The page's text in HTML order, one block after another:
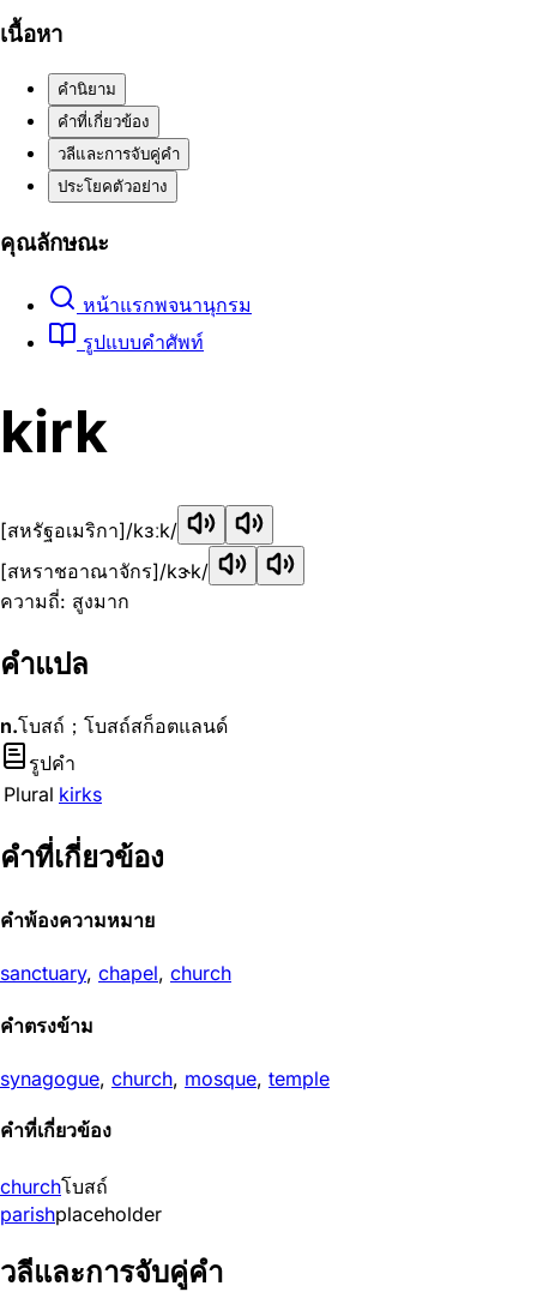
เนื้อหา
คำนิยาม
คำที่เกี่ยวข้อง
วลีและการจับคู่คำ
ประโยคตัวอย่าง
คุณลักษณะ
หน้าแรกพจนานุกรม
รูปแบบคำศัพท์
kirk
[สหรัฐอเมริกา]/kɜːk/
[สหราชอาณาจักร]/kɝk/
ความถี่: สูงมาก
คำแปล
n.โบสถ์；โบสถ์สก็อตแลนด์
รูปคำ
Plural kirks
คำที่เกี่ยวข้อง
คำพ้องความหมาย
sanctuary, chapel, church
คำตรงข้าม
synagogue, church, mosque, temple
คำที่เกี่ยวข้อง
churchโบสถ์
parishplaceholder
วลีและการจับคู่คำ